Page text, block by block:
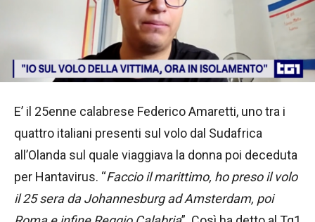
E’ il 25enne calabrese Federico Amaretti, uno tra i
quattro italiani presenti sul volo dal Sudafrica
all’Olanda sul quale viaggiava la donna poi deceduta
per Hantavirus. “Faccio il marittimo, ho preso il volo
il 25 sera da Johannesburg ad Amsterdam, poi